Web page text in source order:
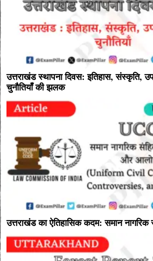
उत्तराखंड स्थापना दिवस: इतिहास, संस्कृति,
चुनौतियाँ की झलक
उत्तराखंड का ऐतिहासिक कदम: समान नागरिक